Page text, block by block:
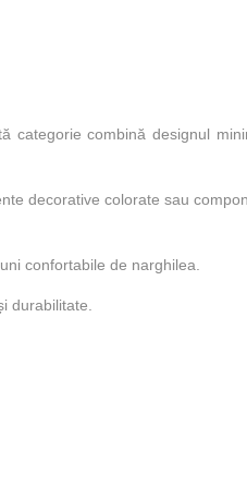
combină designul
decorative colorate sau
confortabile de narghilea.
durabilitate.